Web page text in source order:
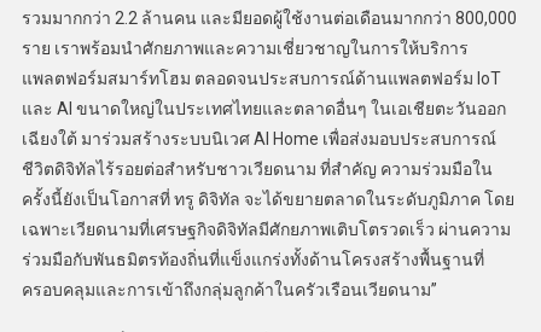
รวมมากกว่า 2.2 ล้านคน และมียอดผู้ใช้งานต่อเดือนมากกว่า 800,000
ราย เราพร้อมนำศักยภาพและความเชี่ยวชาญในการให้บริการ
แพลตฟอร์มสมาร์ทโฮม ตลอดจนประสบการณ์ด้านแพลตฟอร์ม IoT
และ AI ขนาดใหญ่ในประเทศไทยและตลาดอื่นๆ ในเอเชียตะวันออก
เฉียงใต้ มาร่วมสร้างระบบนิเวศ AI Home เพื่อส่งมอบประสบการณ์
ชีวิตดิจิทัลไร้รอยต่อสำหรับชาวเวียดนาม ที่สำคัญ ความร่วมมือใน
ครั้งนี้ยังเป็นโอกาสที่ ทรู ดิจิทัล จะได้ขยายตลาดในระดับภูมิภาค โดย
เฉพาะเวียดนามที่เศรษฐกิจดิจิทัลมีศักยภาพเติบโตรวดเร็ว ผ่านความ
ร่วมมือกับพันธมิตรท้องถิ่นที่แข็งแกร่งทั้งด้านโครงสร้างพื้นฐานที่
ครอบคลุมและการเข้าถึงกลุ่มลูกค้าในครัวเรือนเวียดนาม”